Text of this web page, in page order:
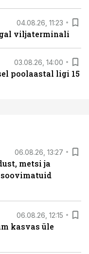
04.08.26, 11:23
viljaterminali
03.08.26, 14:00
poolaastal ligi 15
06.08.26, 13:27
metsi ja
06.08.26, 12:15
kasvas üle